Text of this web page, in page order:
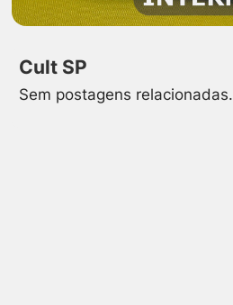
Cult SP
Sem postagens relacionadas.